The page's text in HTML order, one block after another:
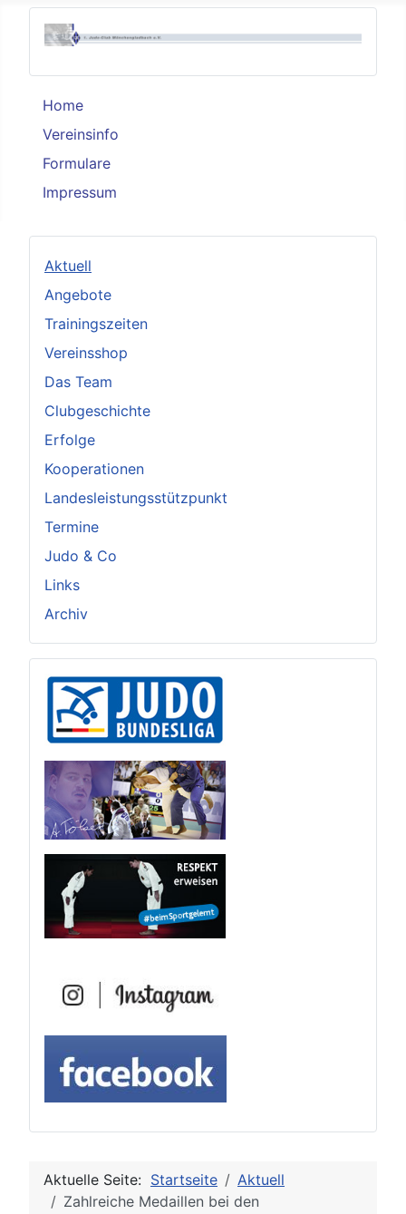
Home
Vereinsinfo
Formulare
Impressum
Aktuell
Angebote
Trainingszeiten
Vereinsshop
Das Team
Clubgeschichte
Erfolge
Kooperationen
Landesleistungsstützpunkt
Termine
Judo & Co
Links
Archiv
Aktuelle Seite: Startseite
Aktuell
Zahlreiche Medaillen bei den